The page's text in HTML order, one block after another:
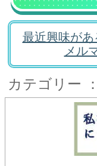
最近興味が
メル
カテゴリー ：